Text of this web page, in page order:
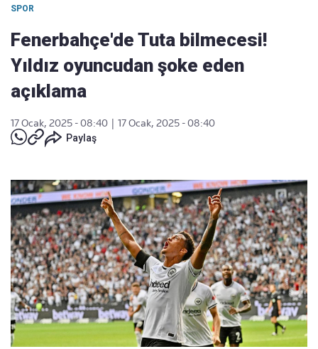
SPOR
Fenerbahçe'de Tuta bilmecesi!
Yıldız oyuncudan şoke eden
açıklama
17 Ocak, 2025 - 08:40
17 Ocak, 2025 - 08:40
Paylaş